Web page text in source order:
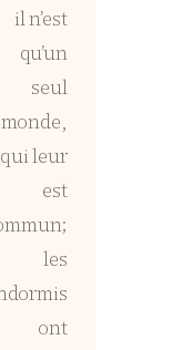
il n’est
qu’un
seul
monde,
qui leur
est
les
ont